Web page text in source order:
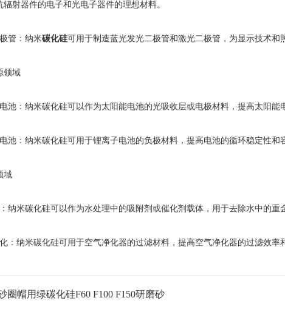
射器件的电子和光电子器件的理想材料。
管：纳米碳化硅可用于制造蓝光发光二极管和激光二极管，为显示技术和
域
：纳米碳化硅可以作为太阳能电池的光吸收层或电极材料，提高太阳能
：纳米碳化硅可用于锂离子电池的负极材料，提高电池的循环稳定性和
域
米碳化硅可以作为水处理中的吸附剂或催化剂载体，用于去除水中的重
纳米碳化硅可用于空气净化器的过滤材料，提高空气净化器的过滤效率
圈帽用绿碳化硅F60 F100 F150研磨砂